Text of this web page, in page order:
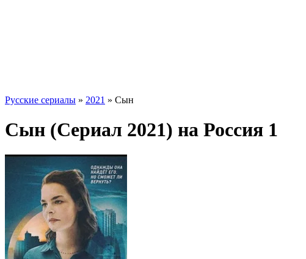
Русские сериалы » 2021 » Сын
Сын (Сериал 2021) на Россия 1